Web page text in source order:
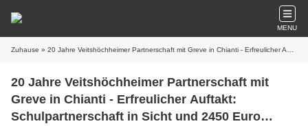
MENU
Zuhause » 20 Jahre Veitshöchheimer Partnerschaft mit Greve in Chianti - Erfreulicher Auftakt: Schulpartnerschaft in Sicht und 2450 Euro Spenden für Scuola di Musica
20 Jahre Veitshöchheimer Partnerschaft mit
Greve in Chianti - Erfreulicher Auftakt:
Schulpartnerschaft in Sicht und 2450 Euro